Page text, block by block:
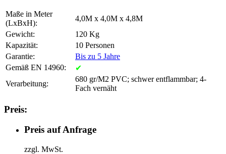
Maße in Meter
(LxBxH):
4,0M x 4,0M x 4,8M
Gewicht:
120 Kg
Kapazität:
10 Personen
Garantie:
Bis zu 5 Jahre
Gemäß EN 14960:
✔
Verarbeitung:
680 gr/M2 PVC; schwer entflammbar; 4-
Fach vernäht
Preis:
Preis auf Anfrage
zzgl. MwSt.